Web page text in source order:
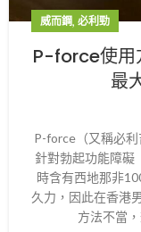
威而鋼, 必利勁
P-force使用
最
P-force（又稱必
針對勃起功能障礙
時含有西地那非
久力，因此在香港
方法不當